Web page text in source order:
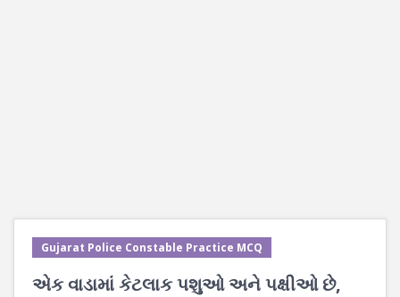
Gujarat Police Constable Practice MCQ
એક વાડામાં કેટલાક પશુઓ અને પક્ષીઓ છે,